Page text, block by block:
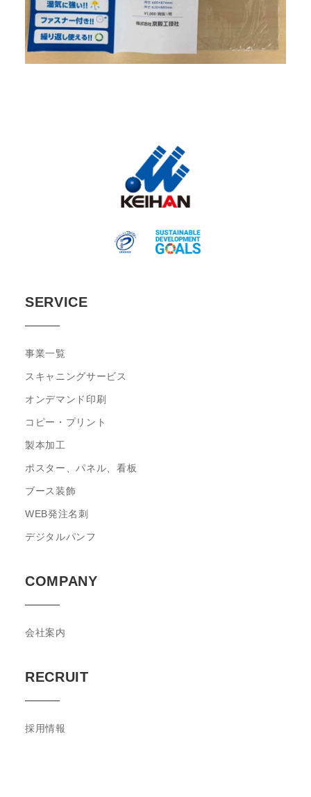
SERVICE
事業⼀覧
スキャニングサービス
オンデマンド印刷
コピー・プリント
製本加工
ポスター、パネル、看板
ブース装飾
WEB発注名刺
デジタルパンフ
COMPANY
会社案内
RECRUIT
採⽤情報